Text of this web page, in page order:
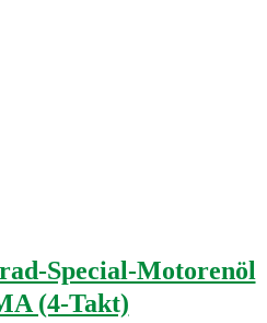
Special-Motorenöl
(4-Takt)